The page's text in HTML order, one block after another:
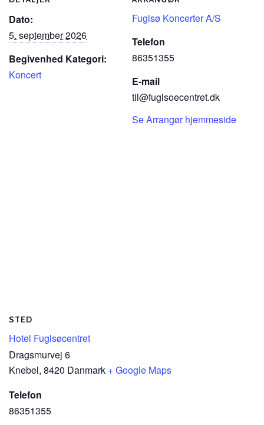
Dato:
5. september 2026
Begivenhed Kategori:
Koncert
Fuglsø Koncerter A/S
Telefon
86351355
E-mail
til@fuglsoecentret.dk
Se Arrangør hjemmeside
STED
Hotel Fuglsøcentret
Dragsmurvej 6
Knebel, 8420 Danmark + Google Maps
Telefon
86351355